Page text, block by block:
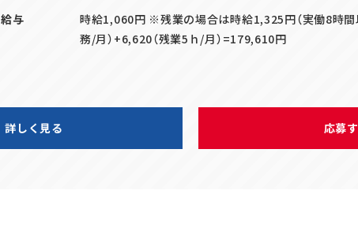
給与
時給1,060円 ※残業の場合は時給1,325円（実働8時間
務/月）+6,620（残業5ｈ/月）=179,610円
詳しく見る 応募